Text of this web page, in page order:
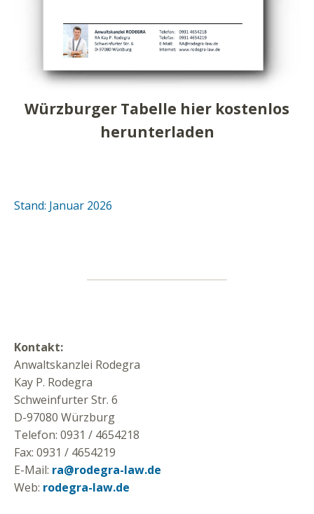
Würzburger Tabelle hier kostenlos
herunterladen
Stand: Januar 2026
Kontakt:
Anwaltskanzlei Rodegra
Kay P. Rodegra
Schweinfurter Str. 6
D-97080 Würzburg
Telefon: 0931 / 4654218
Fax: 0931 / 4654219
E-Mail: ra@rodegra-law.de
Web: rodegra-law.de